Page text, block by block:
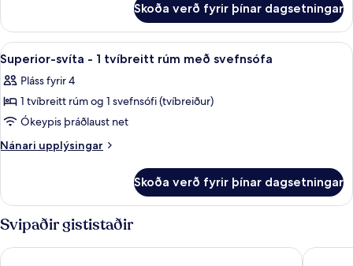
rúm
svíta
1
tvíbreitt
rúm
Skoða verð fyrir þínar dagsetningar
Skoða
allar
myndir
fyrir
Superior-
svíta
tvíbreitt
með
svefnsófa
Rúmföt af bestu gerð, míníbar,
5
Superior-svíta - 1 tvíbreitt rúm með svefnsófa
Pláss fyrir 4
1 tvíbreitt rúm og 1 svefnsófi (tvíbreiður)
Ókeypis þráðlaust net
Nánari upplýsingar
Nánari
svíta
-
1
tvíbreitt
rúm
Skoða verð fyrir þínar dagsetningar
Svipaðir gististaðir
Hotel Montaigne & Spa Crisol